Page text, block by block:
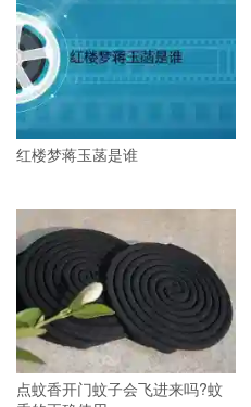
红楼梦蒋玉菡是谁
点蚊香开门蚊子会飞进来吗?蚊